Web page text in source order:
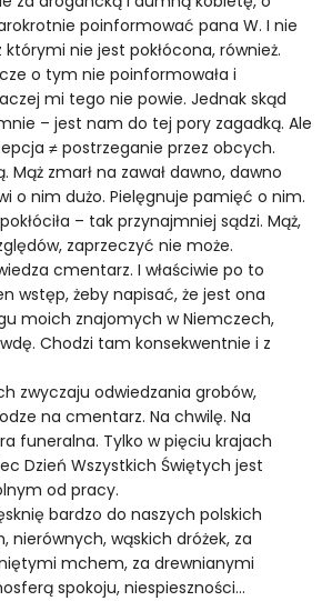
poinformować pana W. I nie
nie jest pokłócona, również.
o tym nie poinformowała i
mi tego nie powie. Jednak skąd
– jest nam do tej pory zagadką. Ale
≠ postrzeganie przez obcych.
Mąż zmarł na zawał dawno, dawno
o nim dużo. Pielęgnuje pamięć o nim.
– tak przynajmniej sądzi. Mąż,
zaprzeczyć nie może.
cmentarz. I właściwie po to
wstęp, żeby napisać, że jest ona
moich znajomych w Niemczech,
Chodzi tam konsekwentnie i z
zwyczaju odwiedzania grobów,
na cmentarz. Na chwilę. Na
funeralna. Tylko w pięciu krajach
Dzień Wszystkich Świętych jest
od pracy.
bardzo do naszych polskich
nierównych, wąskich dróżek, za
mchem, za drewnianymi
spokoju, niespieszności…